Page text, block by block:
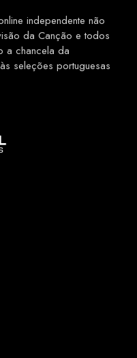
independente não
da Canção e todos
a chancela da
seleções portuguesas